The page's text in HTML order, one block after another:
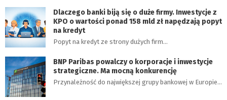
Dlaczego banki biją się o duże firmy. Inwestycje z
KPO o wartości ponad 158 mld zł napędzają popyt
na kredyt
Popyt na kredyt ze strony dużych firm…
BNP Paribas powalczy o korporacje i inwestycje
strategiczne. Ma mocną konkurencję
Przynależność do największej grupy bankowej w Europie…